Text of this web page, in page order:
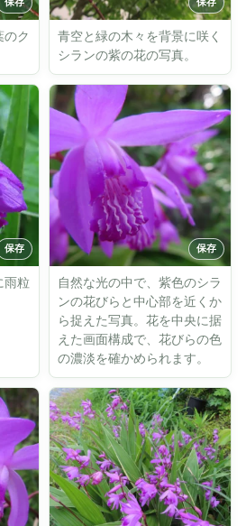
のク
青空と緑の木々を背景に咲く
シランの紫の花の写真。
雨粒
自然な光の中で、紫色のシラ
ンの花びらと中心部を近くか
ら捉えた写真。花を中央に据
えた画面構成で、花びらの色
の濃淡を確かめられます。